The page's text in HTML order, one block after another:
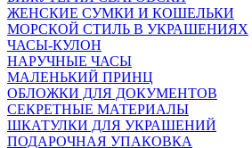
ЖЕНСКИЕ СУМКИ И КОШЕЛЬКИ
МОРСКОЙ СТИЛЬ В УКРАШЕНИЯХ
ЧАСЫ-КУЛОН
НАРУЧНЫЕ ЧАСЫ
МАЛЕНЬКИЙ ПРИНЦ
ОБЛОЖКИ ДЛЯ ДОКУМЕНТОВ
СЕКРЕТНЫЕ МАТЕРИАЛЫ
ШКАТУЛКИ ДЛЯ УКРАШЕНИЙ
ПОДАРОЧНАЯ УПАКОВКА